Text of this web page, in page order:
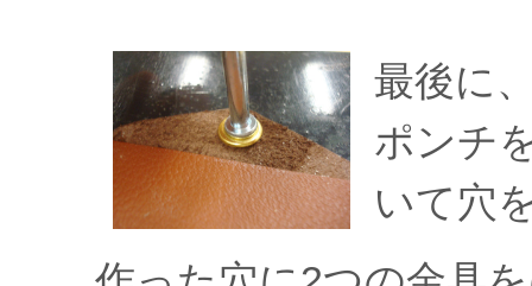
最後に
ポンチ
いて穴